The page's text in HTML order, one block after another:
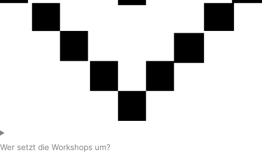
Wer setzt die Workshops um?